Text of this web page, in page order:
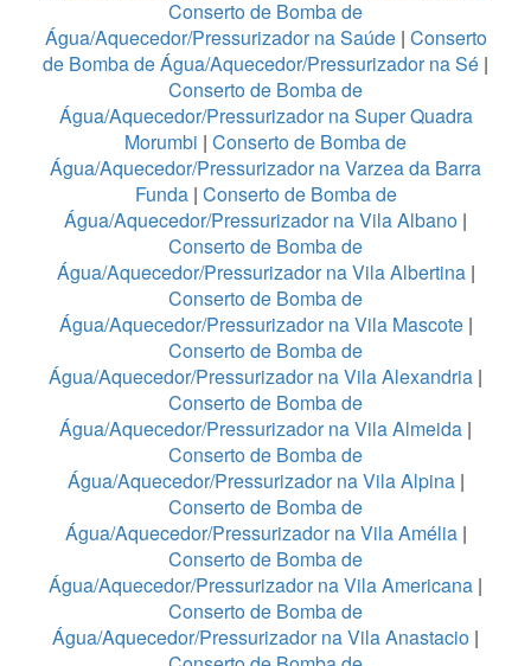
Conserto de Bomba de
Água/Aquecedor/Pressurizador na Saúde| Conserto
de Bomba de Água/Aquecedor/Pressurizador na Sé |
Conserto de Bomba de
Água/Aquecedor/Pressurizador na Super Quadra
Morumbi | Conserto de Bomba de
Água/Aquecedor/Pressurizador na Varzea da Barra
Funda| Conserto de Bomba de
Água/Aquecedor/Pressurizador na Vila Albano |
Conserto de Bomba de
Água/Aquecedor/Pressurizador na Vila Albertina|
Conserto de Bomba de
Água/Aquecedor/Pressurizador na Vila Mascote|
Conserto de Bomba de
Água/Aquecedor/Pressurizador na Vila Alexandria |
Conserto de Bomba de
Água/Aquecedor/Pressurizador na Vila Almeida |
Conserto de Bomba de
Água/Aquecedor/Pressurizador na Vila Alpina |
Conserto de Bomba de
Água/Aquecedor/Pressurizador na Vila Amélia |
Conserto de Bomba de
Água/Aquecedor/Pressurizador na Vila Americana |
Conserto de Bomba de
Água/Aquecedor/Pressurizador na Vila Anastacio |